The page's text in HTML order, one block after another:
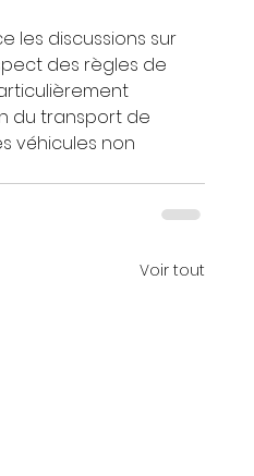
les discussions sur
des règles de
du transport de
véhicules non
Voir tout